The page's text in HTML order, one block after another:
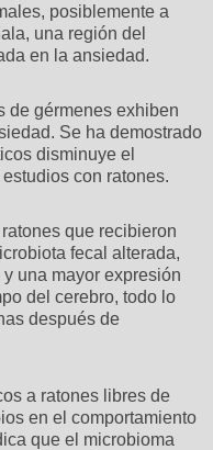
posiblemente a
una región del
en la ansiedad.
de gérmenes exhiben
Se ha demostrado
disminuye el
con ratones.
que recibieron
fecal alterada,
una mayor expresión
del cerebro, todo lo
después de
a ratones libres de
en el comportamiento
que el microbioma